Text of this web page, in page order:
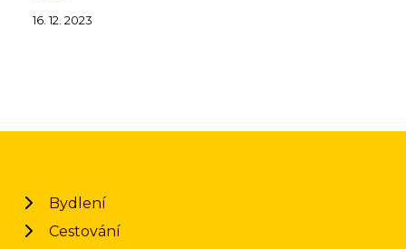
16. 12. 2023
Bydlení
Cestování